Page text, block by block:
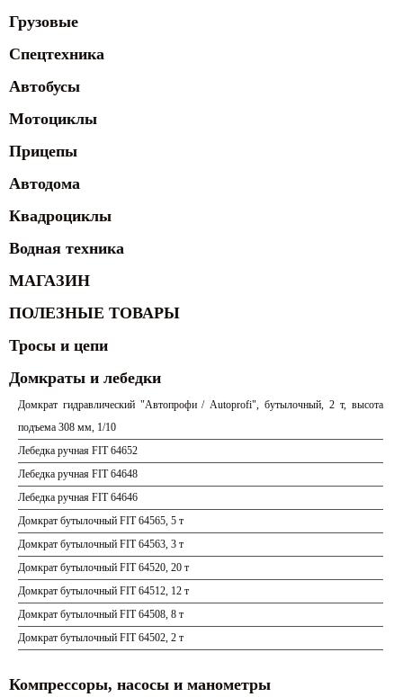
Грузовые
Спецтехника
Автобусы
Мотоциклы
Прицепы
Автодома
Квадроциклы
Водная техника
МАГАЗИН
ПОЛЕЗНЫЕ ТОВАРЫ
Тросы и цепи
Домкраты и лебедки
Домкрат гидравлический "Автопрофи / Autoprofi", бутылочный, 2 т, высота
подъема 308 мм, 1/10
Лебедка ручная FIT 64652
Лебедка ручная FIT 64648
Лебедка ручная FIT 64646
Домкрат бутылочный FIT 64565, 5 т
Домкрат бутылочный FIT 64563, 3 т
Домкрат бутылочный FIT 64520, 20 т
Домкрат бутылочный FIT 64512, 12 т
Домкрат бутылочный FIT 64508, 8 т
Домкрат бутылочный FIT 64502, 2 т
Компрессоры, насосы и манометры